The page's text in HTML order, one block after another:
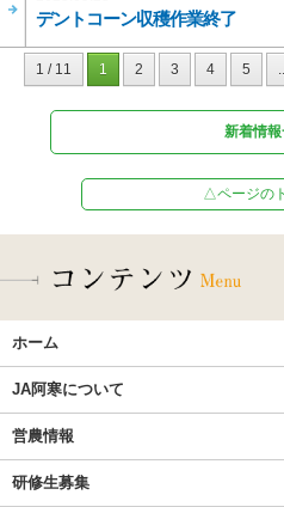
デントコーン収穫作業終了
1 / 11 1 2 3 4 5
新着情
△ページの
ホーム
JA阿寒について
営農情報
研修生募集